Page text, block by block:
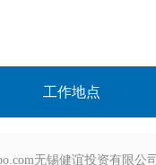
工作地点
无锡健谊投资有限公司